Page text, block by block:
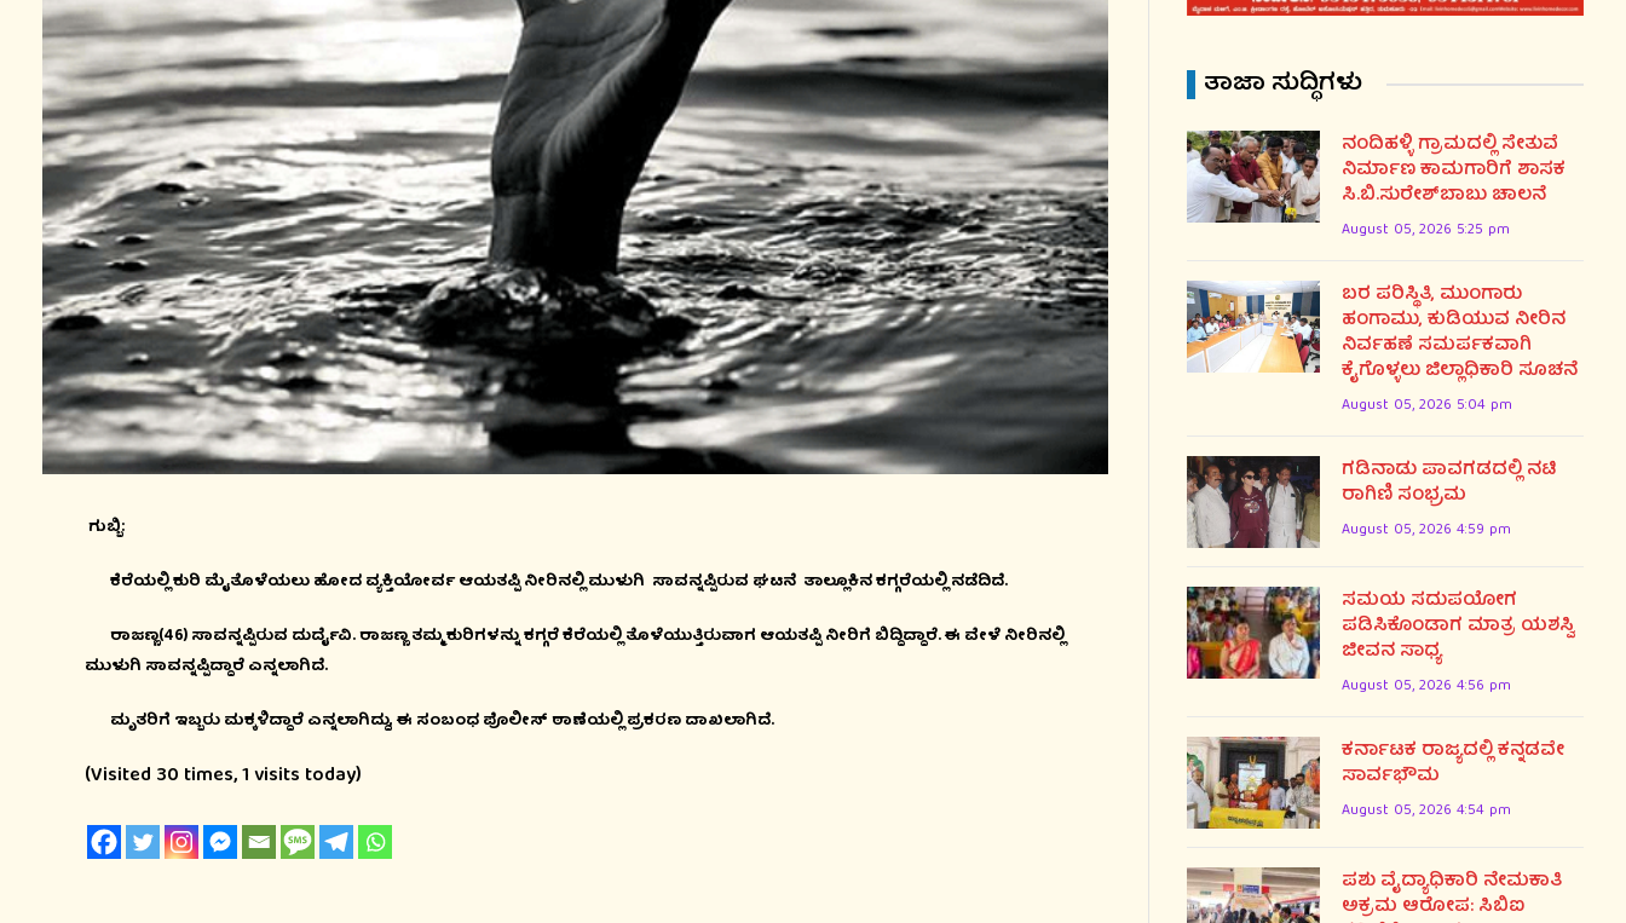
ಗುಬ್ಬಿ:
ಕೆರೆಯಲ್ಲಿ ಕುರಿ ಮೈತೊಳೆಯಲು ಹೋದ ವ್ಯಕ್ತಿಯೋರ್ವ ಆಯತಪ್ಪಿ ನೀರಿನಲ್ಲಿ ಮುಳುಗಿ ಸಾವನ್ನಪ್ಪಿರುವ ಘಟನೆ ತಾಲ್ಲೂಕಿನ ಕಗ್ಗರೆಯಲ್ಲಿ ನಡೆದಿದೆ.
ರಾಜಣ್ಣ(46) ಸಾವನ್ನಪ್ಪಿರುವ ದುರ್ದೈವಿ.ರಾಜಣ್ಣ ತಮ್ಮ ಕುರಿಗಳನ್ನು ಕಗ್ಗರೆ ಕೆರೆಯಲ್ಲಿ ತೊಳೆಯುತ್ತಿರುವಾಗ ಆಯತಪ್ಪಿ ನೀರಿಗೆ ಬಿದ್ದಿದ್ದಾರೆ. ಈ ವೇಳೆ ನೀರಿನಲ್ಲಿ
ಮುಳುಗಿ ಸಾವನ್ನಪ್ಪಿದ್ದಾರೆ ಎನ್ನಲಾಗಿದೆ.
ಮೃತರಿಗೆ ಇಬ್ಬರು ಮಕ್ಕಳಿದ್ದಾರೆ ಎನ್ನಲಾಗಿದ್ದು, ಈ ಸಂಬಂಧ ಪೊಲೀಸ್ ಠಾಣೆಯಲ್ಲಿ ಪ್ರಕರಣ ದಾಖಲಾಗಿದೆ.
(Visited 30 times, 1 visits today)
ತಾಜಾ ಸುದ್ಧಿಗಳು
ನಂದಿಹಳ್ಳಿ ಗ್ರಾಮದಲ್ಲಿ ಸೇತುವೆ
ನಿರ್ಮಾಣ ಕಾಮಗಾರಿಗೆ ಶಾಸಕ
ಸಿ.ಬಿ.ಸುರೇಶ್‌ಬಾಬು ಚಾಲನೆ
August 05, 2026 5:25 pm
ಬರ ಪರಿಸ್ಥಿತಿ, ಮುಂಗಾರು
ಹಂಗಾಮು, ಕುಡಿಯುವ ನೀರಿನ
ನಿರ್ವಹಣೆ ಸಮರ್ಪಕವಾಗಿ
ಕೈಗೊಳ್ಳಲು ಜಿಲ್ಲಾಧಿಕಾರಿ ಸೂಚನೆ
August 05, 2026 5:04 pm
ಗಡಿನಾಡು ಪಾವಗಡದಲ್ಲಿ ನಟಿ
ರಾಗಿಣಿ ಸಂಭ್ರಮ
August 05, 2026 4:59 pm
ಸಮಯ ಸದುಪಯೋಗ
ಪಡಿಸಿಕೊಂಡಾಗ ಮಾತ್ರ ಯಶಸ್ವಿ
ಜೀವನ ಸಾಧ್ಯ
August 05, 2026 4:56 pm
ಕರ್ನಾಟಕ ರಾಜ್ಯದಲ್ಲಿ ಕನ್ನಡವೇ
ಸಾರ್ವಭೌಮ
August 05, 2026 4:54 pm
ಪಶು ವೈದ್ಯಾಧಿಕಾರಿ ನೇಮಕಾತಿ
ಅಕ್ರಮ ಆರೋಪ: ಸಿಬಿಐ